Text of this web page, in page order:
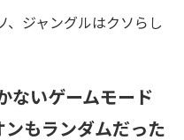
、ジャングルはクソらし
ないゲームモード
もランダムだった